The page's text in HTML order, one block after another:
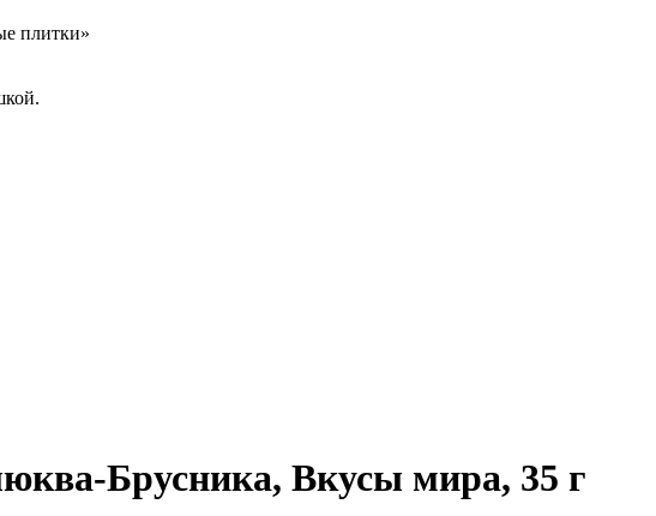
плитки»
Брусника, Вкусы мира, 35 г